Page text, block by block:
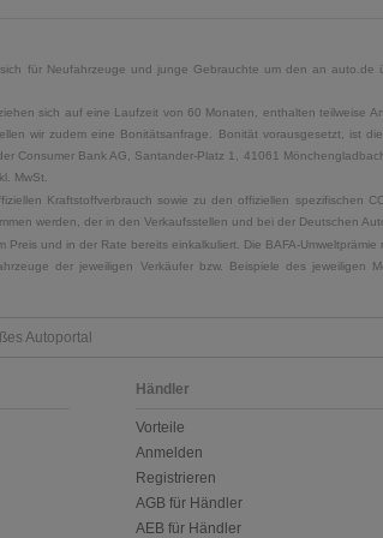
für Neufahrzeuge und junge Gebrauchte um den an
sich auf eine Laufzeit von 60 Monaten, enthalten teilweise
wir zudem eine Bonitätsanfrage. Bonität vorausgesetzt, ist
Consumer Bank AG, Santander-Platz 1, 41061
MwSt.
Kraftstoffverbrauch sowie zu den offiziellen spezifischen
werden, der in den Verkaufsstellen und bei der Deutschen
Preis und in der Rate bereits einkalkuliert. Die BAFA-
der jeweiligen Verkäufer bzw. Beispiele des
Autoportal
Händler
Vorteile
Anmelden
Registrieren
AGB für Händler
AEB für Händler